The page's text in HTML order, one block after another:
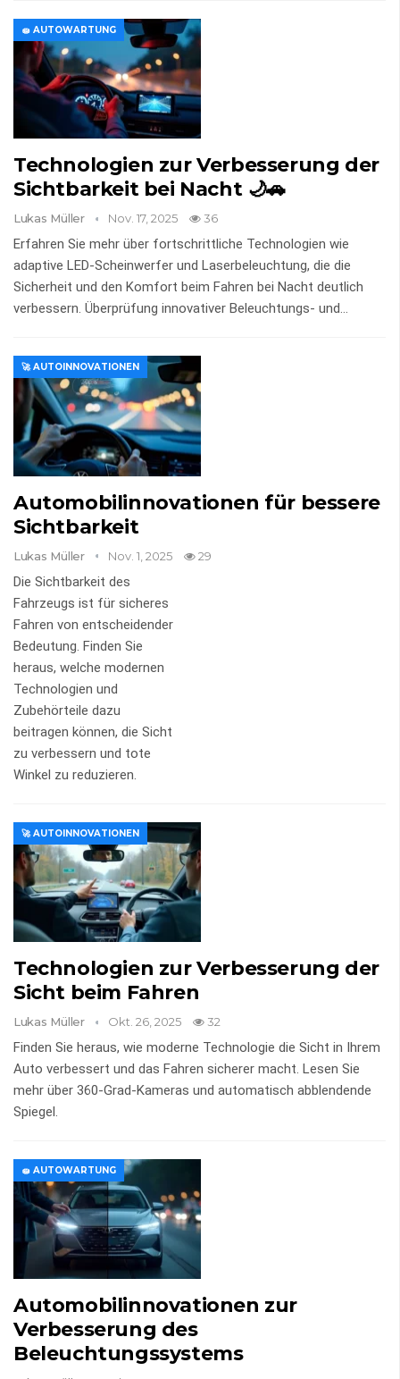
🧽 AUTOWARTUNG
Technologien zur Verbesserung der
Sichtbarkeit bei Nacht 🌙🚗
Lukas Müller Nov. 17, 2025 36
Erfahren Sie mehr über fortschrittliche Technologien wie
adaptive LED-Scheinwerfer und Laserbeleuchtung, die die
Sicherheit und den Komfort beim Fahren bei Nacht deutlich
verbessern. Überprüfung innovativer Beleuchtungs- und…
🚀 AUTOINNOVATIONEN
Automobilinnovationen für bessere
Sichtbarkeit
Lukas Müller Nov. 1, 2025 29
Die Sichtbarkeit des
Fahrzeugs ist für sicheres
Fahren von entscheidender
Bedeutung. Finden Sie
heraus, welche modernen
Technologien und
Zubehörteile dazu
beitragen können, die Sicht
zu verbessern und tote
Winkel zu reduzieren.
🚀 AUTOINNOVATIONEN
Technologien zur Verbesserung der
Sicht beim Fahren
Lukas Müller Okt. 26, 2025 32
Finden Sie heraus, wie moderne Technologie die Sicht in Ihrem
Auto verbessert und das Fahren sicherer macht. Lesen Sie
mehr über 360-Grad-Kameras und automatisch abblendende
Spiegel.
🧽 AUTOWARTUNG
Automobilinnovationen zur
Verbesserung des
Beleuchtungssystems